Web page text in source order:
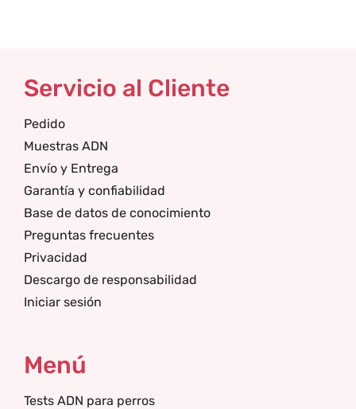
Servicio al Cliente
Pedido
Muestras ADN
Envío y Entrega
Garantía y confiabilidad
Base de datos de conocimiento
Preguntas frecuentes
Privacidad
Descargo de responsabilidad
Iniciar sesión
Menú
Tests ADN para perros